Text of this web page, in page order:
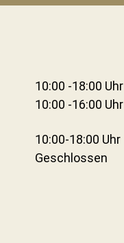
10:00 -18:00 Uhr
10:00 -16:00 Uhr
10:00-18:00 Uhr
Geschlossen